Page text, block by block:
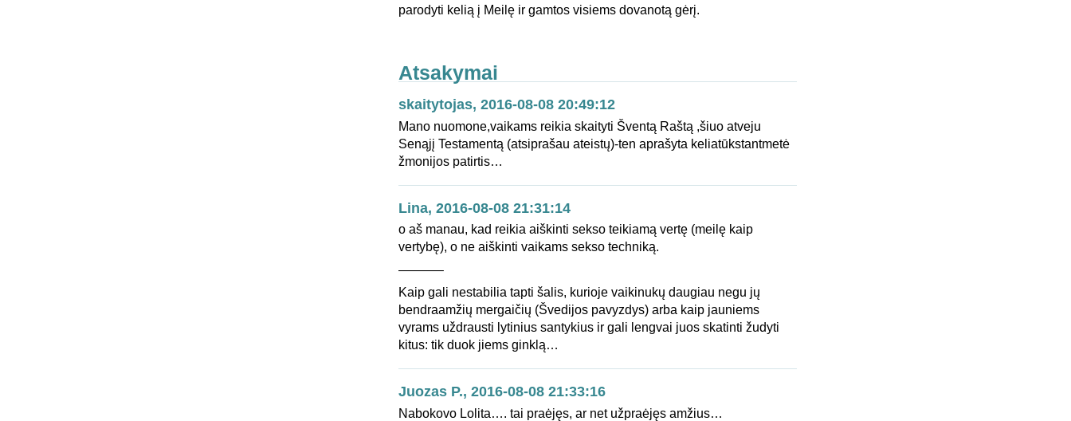
parodyti kelią į Meilę ir gamtos visiems dovanotą gėrį.
Atsakymai
skaitytojas, 2016-08-08 20:49:12
Mano nuomone,vaikams reikia skaityti Šventą Raštą ,šiuo atveju
Senąjį Testamentą (atsiprašau ateistų)-ten aprašyta keliatūkstantmetė
žmonijos patirtis…
Lina, 2016-08-08 21:31:14
o aš manau, kad reikia aiškinti sekso teikiamą vertę (meilę kaip
vertybę), o ne aiškinti vaikams sekso techniką.
———–
Kaip gali nestabilia tapti šalis, kurioje vaikinukų daugiau negu jų
bendraamžių mergaičių (Švedijos pavyzdys) arba kaip jauniems
vyrams uždrausti lytinius santykius ir gali lengvai juos skatinti žudyti
kitus: tik duok jiems ginklą…
Juozas P., 2016-08-08 21:33:16
Nabokovo Lolita…. tai praėjęs, ar net užpraėjęs amžius…